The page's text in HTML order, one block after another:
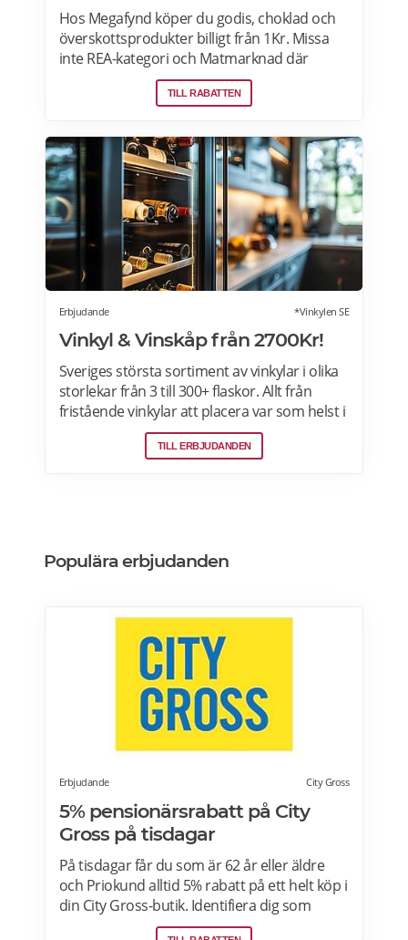
Hos Megafynd köper du godis, choklad och
överskottsprodukter billigt från 1Kr. Missa
inte REA-kategori och Matmarknad där
Megafynd har hundratals aktuella
erbjudanden varje dag. Läs mer om
TILL RABATTEN
Erbjudande *Vinkylen SE
Vinkyl & Vinskåp från 2700Kr!
Sveriges största sortiment av vinkylar i olika
storlekar från 3 till 300+ flaskor. Allt från
fristående vinkylar att placera var som helst i
hemmet, till inbyggda eller integrerbara
vinkylar som elegant smälter in i
TILL ERBJUDANDEN
Populära erbjudanden
Erbjudande City Gross
5% pensionärsrabatt på City
Gross på tisdagar
På tisdagar får du som är 62 år eller äldre
och Priokund alltid 5% rabatt på ett helt köp i
din City Gross-butik. Identifiera dig som
Priokund och säg bara till i kassan i butiken